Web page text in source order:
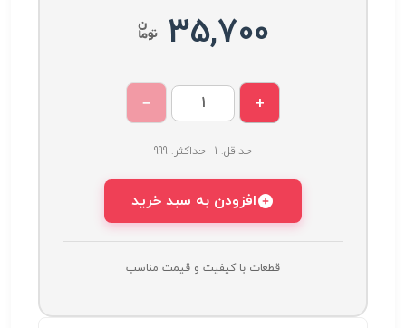
35,700
+
−
حداقل: 1 - حداکثر: 999
افزودن به سبد خرید
قطعات با کیفیت و قیمت مناسب